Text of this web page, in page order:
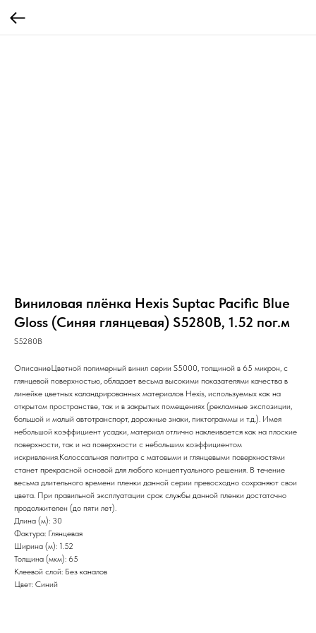
Виниловая плёнка Hexis Suptac Pacific Blue
Gloss (Синяя глянцевая) S5280B, 1.52 пог.м
S5280B
ОписаниеЦветной полимерный винил серии S5000, толщиной в 65 микрон, с
глянцевой поверхностью, обладает весьма высокими показателями качества в
линейке цветных каландрированных материалов Hexis, используемых как на
открытом пространстве, так и в закрытых помещениях (рекламные экспозиции,
большой и малый автотранспорт, дорожные знаки, пиктограммы и т.д.). Имея
небольшой коэффициент усадки, материал отлично наклеивается как на плоские
поверхности, так и на поверхности с небольшим коэффициентом
искривления.Колоссальная палитра с матовыми и глянцевыми поверхностями
станет прекрасной основой для любого концептуального решения. В течение
весьма длительного времени пленки данной серии превосходно сохраняют свои
цвета. При правильной эксплуатации срок службы данной пленки достаточно
продолжителен (до пяти лет).
Длина (м): 30
Фактура: Глянцевая
Ширина (м): 1.52
Толщина (мкм): 65
Клеевой слой: Без каналов
Цвет: Синий